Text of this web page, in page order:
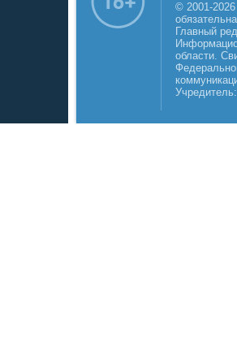
© 2001-
Главный
области.